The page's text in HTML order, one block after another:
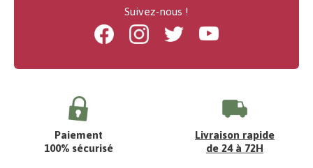
Suivez-nous !
FacebookInstagramTwitter Youtube
Paiement
100% sécurisé
Livraison rapide
de 24 à 72H